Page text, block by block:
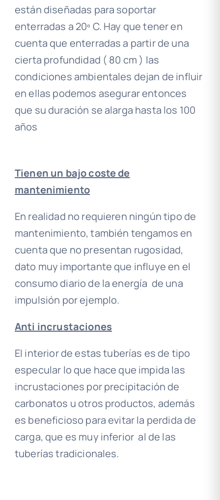
están diseñadas para soportar
enterradas a 20º C. Hay que tener en
cuenta que enterradas a partir de una
cierta profundidad ( 80 cm ) las
condiciones ambientales dejan de influir
en ellas podemos asegurar entonces
que su duración se alarga hasta los 100
años
Tienen un bajo coste de
mantenimiento
En realidad no requieren ningún tipo de
mantenimiento, también tengamos en
cuenta que no presentan rugosidad,
dato muy importante que influye en el
consumo diario de la energía de una
impulsión por ejemplo.
Anti incrustaciones
El interior de estas tuberías es de tipo
especular lo que hace que impida las
incrustaciones por precipitación de
carbonatos u otros productos, además
es beneficioso para evitar la perdida de
carga, que es muy inferior al de las
tuberías tradicionales.